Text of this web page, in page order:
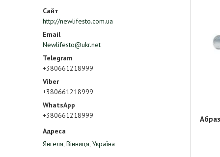
http://newlifesto.com.ua
Newlifesto@ukr.net
+380661218999
+380661218999
+380661218999
Янгеля, Вінниця, Україна